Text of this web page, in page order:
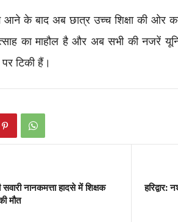
आने के बाद अब छात्र उच्च शिक्षा की
का माहौल है और अब सभी की नजरें
टिकी हैं।
नानकमत्ता हादसे में शिक्षक
मौत